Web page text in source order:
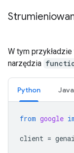
W tym
narzędzia
Python
from google
client = genai